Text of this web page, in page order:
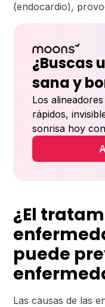
(endocardio),
¿Buscas
sana y
Los
rápidos,
sonrisa hoy
¿El
puede
Las causas de las